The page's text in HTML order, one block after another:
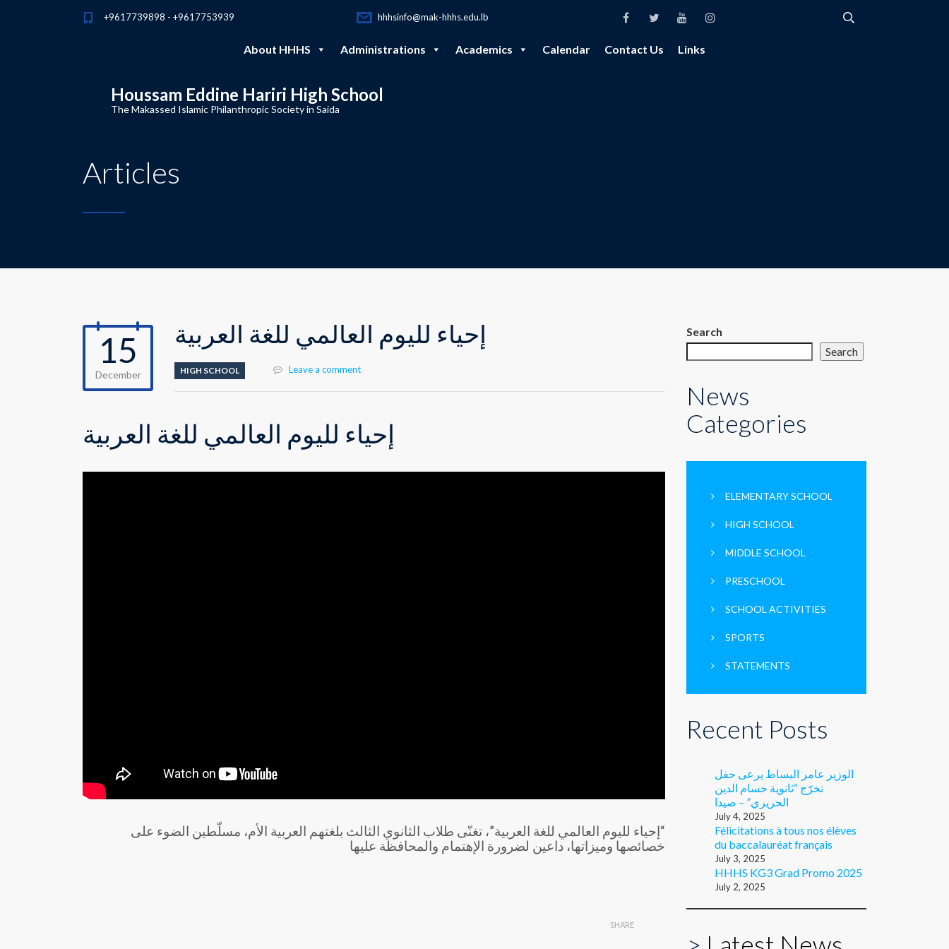
+9617739898 - +9617753939 hhhsinfo@mak-hhhs.edu.lb
About HHHS Administrations Academics Calendar Contact Us Links
Houssam Eddine Hariri High School
The Makassed Islamic Philanthropic Society in Saida
Articles
15
December
إحياء لليوم العالمي للغة العربية
HIGH SCHOOL Leave a comment
إحياء لليوم العالمي للغة العربية
“إحياء لليوم العالمي للغة العربية”، تغنّى طلاب الثانوي الثالث بلغتهم العربية الأم، مسلّطين الضوء على
خصائصها وميزاتها، داعين لضرورة الإهتمام والمحافظة عليها
SHARE
Search
Search
News
Categories
ELEMENTARY SCHOOL
HIGH SCHOOL
MIDDLE SCHOOL
PRESCHOOL
SCHOOL ACTIVITIES
SPORTS
STATEMENTS
Recent Posts
الوزير عامر البساط يرعى حفل
تخرّج “ثانوية حسام الدين
الحريري” – صيدا
July 4, 2025
Félicitations à tous nos élèves
du baccalauréat français
July 3, 2025
HHHS KG3 Grad Promo 2025
July 2, 2025